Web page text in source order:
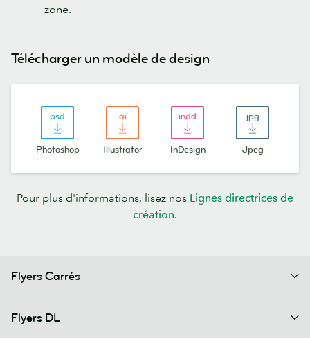
zone.
Télécharger un modèle de design
Photoshop Illustrator InDesign Jpeg
Pour plus d'informations, lisez nos Lignes directrices de
création.
Flyers Carrés
Flyers DL